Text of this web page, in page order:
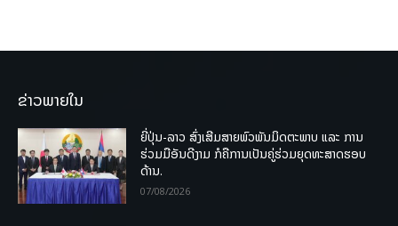
ຂ່າວພາຍໃນ
ຍີ່ປຸ່ນ-ລາວ ສົ່ງເສີມສາຍພົວພັນມິດຕະພາບ ແລະ ການ
ຮ່ວມມືອັນດີງາມ ກໍຄືການເປັນຄູ່ຮ່ວມຍຸດທະສາດຮອບ
ດ້ານ.
07/08/2026